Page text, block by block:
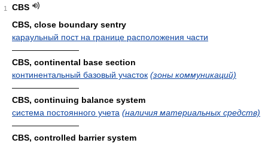
1
CBS
CBS, close boundary sentry
караульный пост на границе расположения части
————————
CBS, continental base section
континентальный базовый участок (зоны коммуникаций)
————————
CBS, continuing balance system
система постоянного учета (наличия материальных средств)
————————
CBS, controlled barrier system